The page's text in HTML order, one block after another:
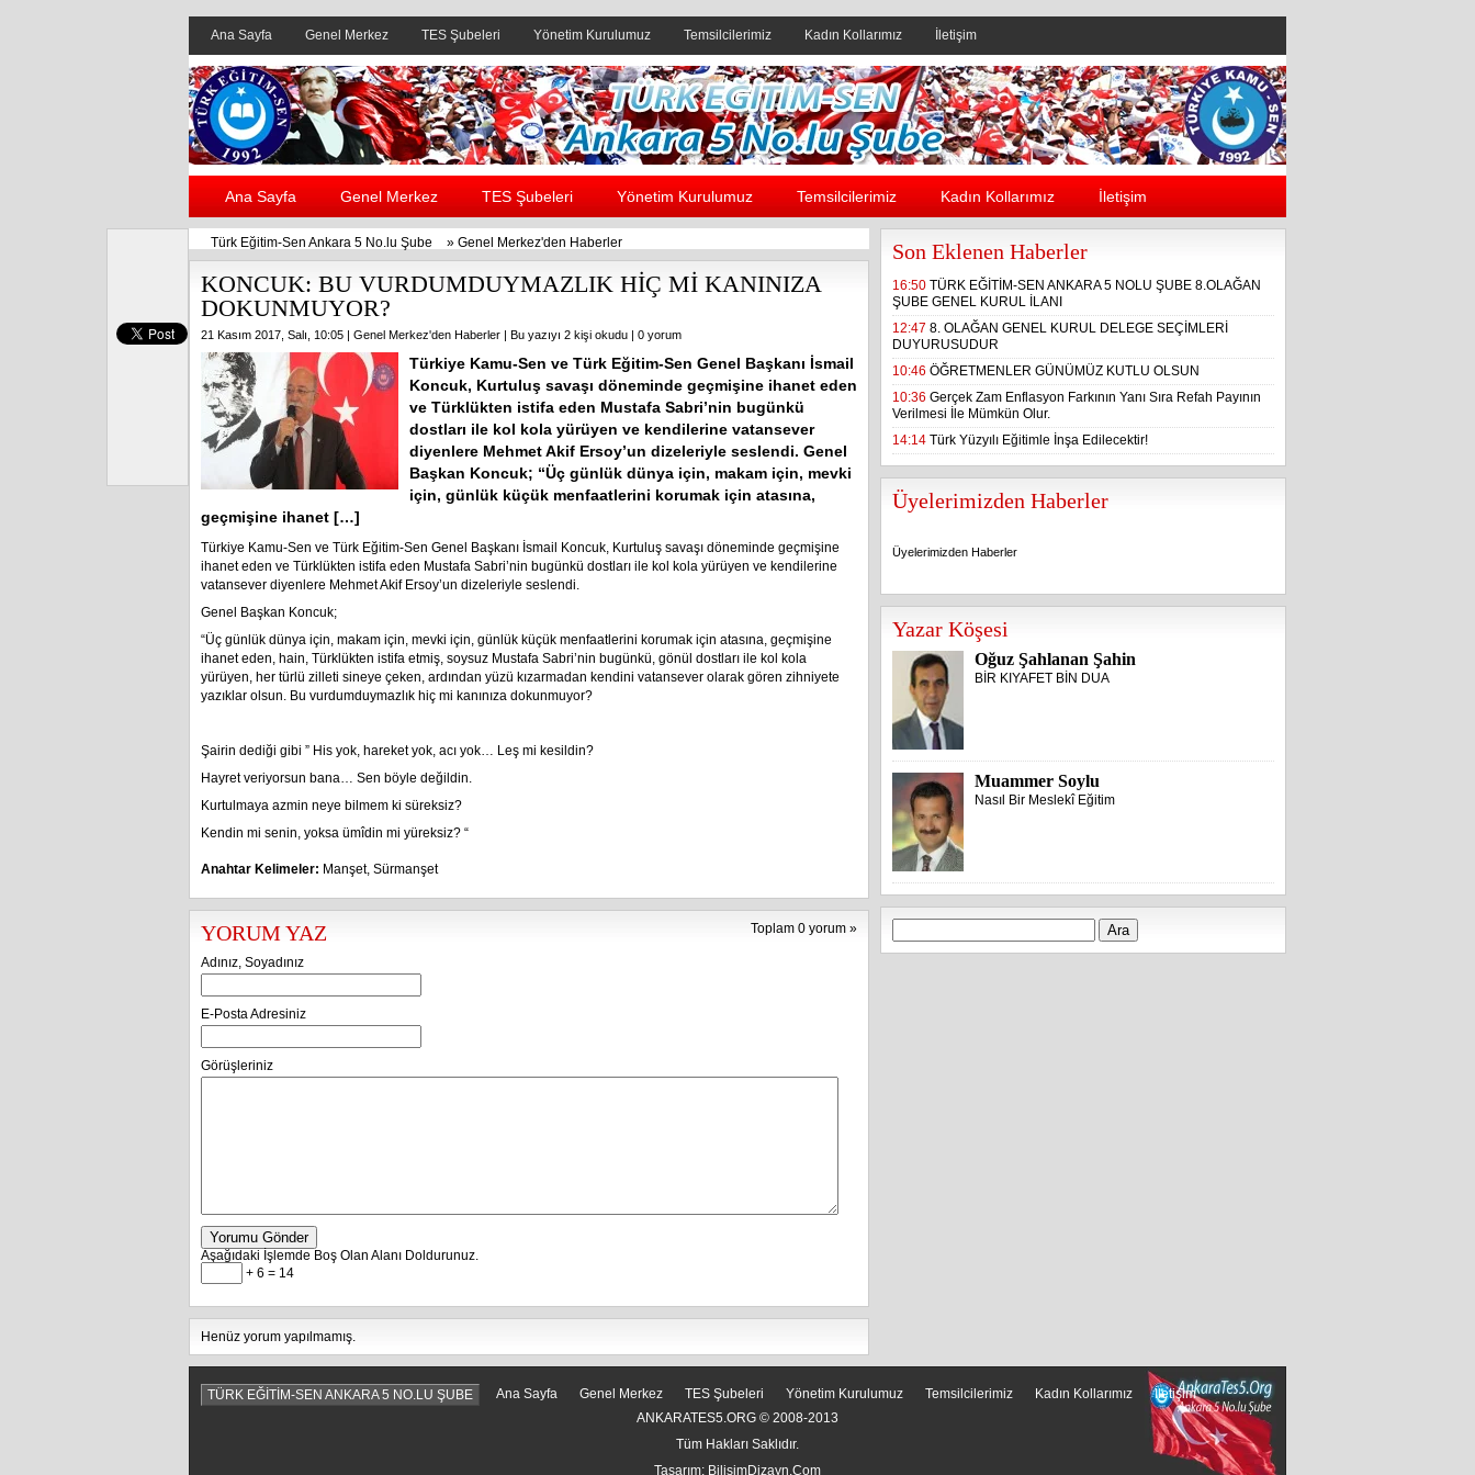
Ana Sayfa Genel Merkez TES Şubeleri Yönetim Kurulumuz Temsilcilerimiz Kadın Kollarımız İletişim
Header yanı reklam alanı
Ana Sayfa Genel Merkez TES Şubeleri Yönetim Kurulumuz Temsilcilerimiz Kadın Kollarımız İletişim
Türk Eğitim-Sen Ankara 5 No.lu Şube » Genel Merkez'den Haberler
KONCUK: BU VURDUMDUYMAZLIK HİÇ Mİ KANINIZA
DOKUNMUYOR?
21 Kasım 2017, Salı, 10:05 | Genel Merkez'den Haberler | Bu yazıyı 2 kişi okudu | 0 yorum
Türkiye Kamu-Sen ve Türk Eğitim-Sen Genel Başkanı İsmail
Koncuk, Kurtuluş savaşı döneminde geçmişine ihanet eden
ve Türklükten istifa eden Mustafa Sabri’nin bugünkü
dostları ile kol kola yürüyen ve kendilerine vatansever
diyenlere Mehmet Akif Ersoy’un dizeleriyle seslendi. Genel
Başkan Koncuk; “Üç günlük dünya için, makam için, mevki
için, günlük küçük menfaatlerini korumak için atasına,
geçmişine ihanet […]
Türkiye Kamu-Sen ve Türk Eğitim-Sen Genel Başkanı İsmail Koncuk, Kurtuluş savaşı döneminde geçmişine
ihanet eden ve Türklükten istifa eden Mustafa Sabri’nin bugünkü dostları ile kol kola yürüyen ve kendilerine
vatansever diyenlere Mehmet Akif Ersoy’un dizeleriyle seslendi.
Genel Başkan Koncuk;
“Üç günlük dünya için, makam için, mevki için, günlük küçük menfaatlerini korumak için atasına, geçmişine
ihanet eden, hain, Türklükten istifa etmiş, soysuz Mustafa Sabri’nin bugünkü, gönül dostları ile kol kola
yürüyen, her türlü zilleti sineye çeken, ardından yüzü kızarmadan kendini vatansever olarak gören zihniyete
yazıklar olsun. Bu vurdumduymazlık hiç mi kanınıza dokunmuyor?
Şairin dediği gibi ” His yok, hareket yok, acı yok… Leş mi kesildin?
Hayret veriyorsun bana… Sen böyle değildin.
Kurtulmaya azmin neye bilmem ki süreksiz?
Kendin mi senin, yoksa ümîdin mi yüreksiz? “
Anahtar Kelimeler: Manşet, Sürmanşet
Toplam 0 yorum »
YORUM YAZ
Adınız, Soyadınız
E-Posta Adresiniz
Görüşleriniz
Yorumu Gönder
Aşağıdaki İşlemde Boş Olan Alanı Doldurunuz.
+ 6 = 14
Henüz yorum yapılmamış.
Son Eklenen Haberler
16:50 TÜRK EĞİTİM-SEN ANKARA 5 NOLU ŞUBE 8.OLAĞAN
ŞUBE GENEL KURUL İLANI
12:47 8. OLAĞAN GENEL KURUL DELEGE SEÇİMLERİ
DUYURUSUDUR
10:46 ÖĞRETMENLER GÜNÜMÜZ KUTLU OLSUN
10:36 Gerçek Zam Enflasyon Farkının Yanı Sıra Refah Payının
Verilmesi İle Mümkün Olur.
14:14 Türk Yüzyılı Eğitimle İnşa Edilecektir!
Üyelerimizden Haberler
Üyelerimizden Haberler
Yazar Köşesi
Oğuz Şahlanan Şahin
BİR KIYAFET BİN DUA
Muammer Soylu
Nasıl Bir Meslekî Eğitim
Arama:
TÜRK EĞİTİM-SEN ANKARA 5 NO.LU ŞUBE Ana Sayfa Genel Merkez TES Şubeleri Yönetim Kurulumuz Temsilcilerimiz Kadın Kollarımız
İletişim
ANKARATES5.ORG © 2008-2013
Tüm Hakları Saklıdır.
Tasarım: BilisimDizayn.Com